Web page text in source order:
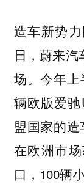
造车新势
日，蔚来
场。今年
辆欧版爱
盟国家的
在欧洲市
口，100辆